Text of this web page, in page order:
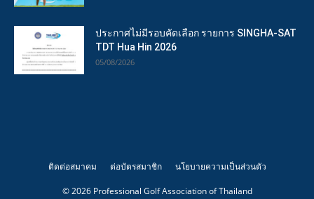
ประกาศไม่มีรอบคัดเลือก รายการ SINGHA-SAT
TDT Hua Hin 2026
05/08/2026
ติดต่อสมาคม ต่อบัตรสมาชิก นโยบายความเป็นส่วนตัว
© 2026 Professional Golf Association of Thailand